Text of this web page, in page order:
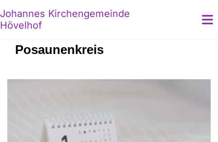
Johannes Kirchengemeinde
Hövelhof
Posaunenkreis